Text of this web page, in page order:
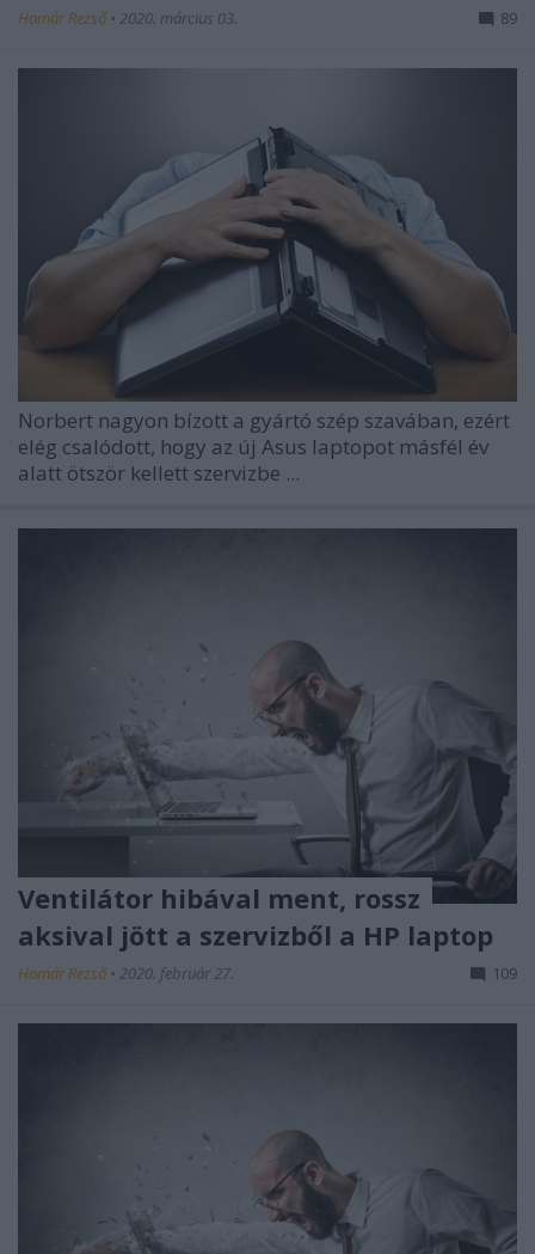
Homár Rezső • 2020. március 03. 89
Norbert nagyon bízott a gyártó szép szavában, ezért
elég csalódott, hogy az új Asus laptopot másfél év
alatt ötször kellett szervizbe ...
Ventilátor hibával ment, rossz
aksival jött a szervizből a HP laptop
Homár Rezső • 2020. február 27. 109